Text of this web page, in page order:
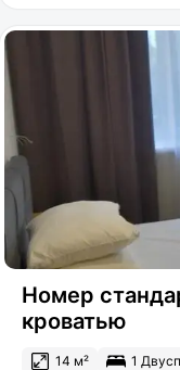
Номер
кроватью
14 м² 1